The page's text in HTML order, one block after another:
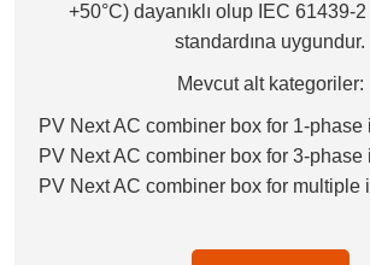
+50°C) dayanıklı olup IEC 61439-
standardına uygundur.
Mevcut alt kategoriler:
PV Next AC combiner box for 1-phase
PV Next AC combiner box for 3-phase
PV Next AC combiner box for multiple